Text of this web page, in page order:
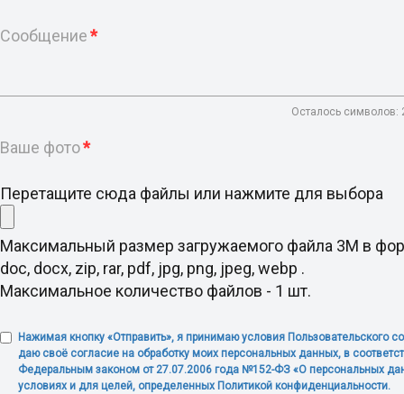
Сообщение*
Осталось символов:
Ваше фото*
Перетащите сюда файлы или нажмите для выбора
Максимальный размер загружаемого файла 3M в
doc, docx, zip, rar, pdf, jpg, png, jpeg, webp .
Максимальное количество файлов - 1 шт.
Нажимая кнопку «Отправить», я принимаю условия Пользовательского
даю своё согласие на обработку моих персональных данных, в
Федеральным законом от 27.07.2006 года №152-ФЗ «О персональных
условиях и для целей, определенных Политикой конфиденциальности.